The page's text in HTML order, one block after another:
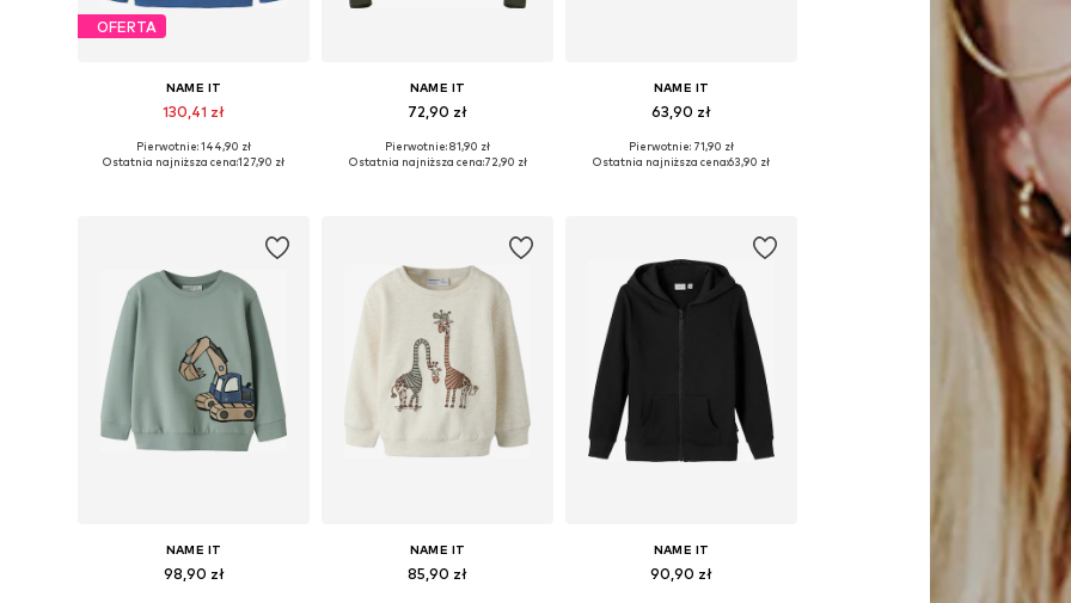
OFERTA
NAME IT
130,41 zł
Dostępne w różnych rozmiarach
Pierwotnie: 144,90 zł
Ostatnia najniższa cena:127,90 zł
NAME IT
72,90 zł
Dostępne w różnych rozmiarach
Pierwotnie: 81,90 zł
Ostatnia najniższa cena:72,90 zł
NAME IT
63,90 zł
Pierwotnie: 71,90 zł
Ostatnia najniższa cena:63,90 zł
NAME IT
98,90 zł
NAME IT
85,90 zł
NAME IT
90,90 zł